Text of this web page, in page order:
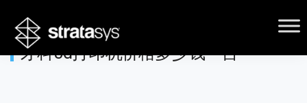
牙科3d打印机价格多少钱一台